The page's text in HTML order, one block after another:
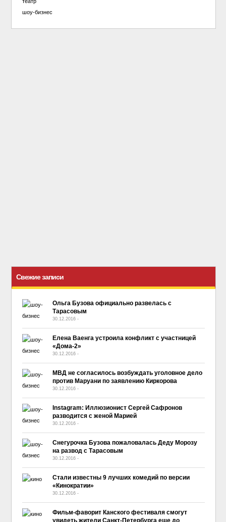
театр
шоу-бизнес
Свежие записи
Ольга Бузова официально развелась с
Тарасовым
30.12.2016 -
Елена Ваенга устроила конфликт с участницей
«Дома-2»
30.12.2016 -
МВД не согласилось возбуждать уголовное дело
против Маруани по заявлению Киркорова
30.12.2016 -
Instagram: Иллюзионист Сергей Сафронов
разводится с женой Марией
30.12.2016 -
Снегурочка Бузова пожаловалась Деду Морозу
на развод с Тарасовым
30.12.2016 -
Стали известны 9 лучших комедий по версии
«Кинократии»
30.12.2016 -
Фильм-фаворит Канского фестиваля смогут
увидеть жители Санкт-Петербурга еще до